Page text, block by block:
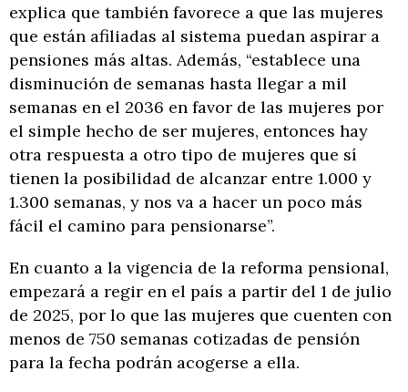
explica que también favorece a que las mujeres
que están afiliadas al sistema puedan aspirar a
pensiones más altas. Además, “establece una
disminución de semanas hasta llegar a mil
semanas en el 2036 en favor de las mujeres por
el simple hecho de ser mujeres, entonces hay
otra respuesta a otro tipo de mujeres que sí
tienen la posibilidad de alcanzar entre 1.000 y
1.300 semanas, y nos va a hacer un poco más
fácil el camino para pensionarse”.
En cuanto a la vigencia de la reforma pensional,
empezará a regir en el país a partir del 1 de julio
de 2025, por lo que las mujeres que cuenten con
menos de 750 semanas cotizadas de pensión
para la fecha podrán acogerse a ella.